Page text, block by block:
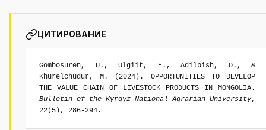
ЦИТИРОВАНИЕ
Gombosuren, U., Ulgiit, E., Adilbish, O., &
Khurelchudur, M. (2024). OPPORTUNITIES TO DEVELOP
THE VALUE CHAIN OF LIVESTOCK PRODUCTS IN MONGOLIA.
Bulletin of the Kyrgyz National Agrarian University,
22(5), 286-294.